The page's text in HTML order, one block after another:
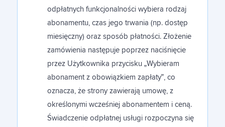
odpłatnych funkcjonalności wybiera rodzaj
abonamentu, czas jego trwania (np. dostęp
miesięczny) oraz sposób płatności. Złożenie
zamówienia następuje poprzez naciśnięcie
przez Użytkownika przycisku „Wybieram
abonament z obowiązkiem zapłaty”, co
oznacza, że strony zawierają umowę, z
określonymi wcześniej abonamentem i ceną.
Świadczenie odpłatnej usługi rozpoczyna się